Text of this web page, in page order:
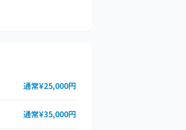
通常¥25,000円
通常¥35,000円